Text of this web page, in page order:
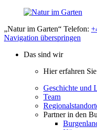
„Natur im Garten“ Telefon:
Navigation überspringen
Das sind wir
Hier erfahren
Geschichte und
Team
Partner in den